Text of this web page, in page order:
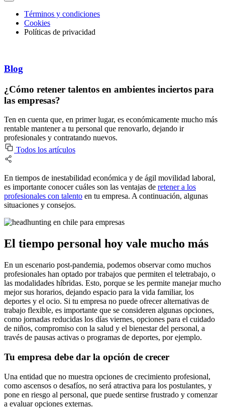
Términos y condiciones
Cookies
Políticas de privacidad
Blog
¿Cómo retener talentos en ambientes inciertos para
las empresas?
Ten en cuenta que, en primer lugar, es económicamente mucho más
rentable mantener a tu personal que renovarlo, dejando ir
profesionales y contratando nuevos.
Todos los artículos
En tiempos de inestabilidad económica y de ágil movilidad laboral,
es importante conocer cuáles son las ventajas de retener a los
profesionales con talento en tu empresa. A continuación, algunas
situaciones y consejos.
El tiempo personal hoy vale mucho más
En un escenario post-pandemia, podemos observar como muchos
profesionales han optado por trabajos que permiten el teletrabajo, o
las modalidades híbridas. Esto, porque se les permite manejar mucho
mejor sus horarios, dejando espacio para la vida familiar, los
deportes y el ocio. Si tu empresa no puede ofrecer alternativas de
trabajo flexible, es importante que se consideren algunas opciones,
como jornadas reducidas los días viernes, opciones para el cuidado
de niños, compromiso con la salud y el bienestar del personal, a
través de pausas activas o programas de deportes, por ejemplo.
Tu empresa debe dar la opción de crecer
Una entidad que no muestra opciones de crecimiento profesional,
como ascensos o desafíos, no será atractiva para los postulantes, y
pone en riesgo al personal, que puede sentirse frustrado y comenzar
a evaluar opciones externas.